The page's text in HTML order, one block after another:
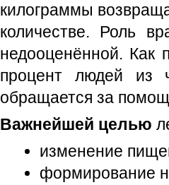
килограммы
количестве. Роль
недооценённой. Как
процент людей из
обращается за
Важнейшей целью
изменение
формирование